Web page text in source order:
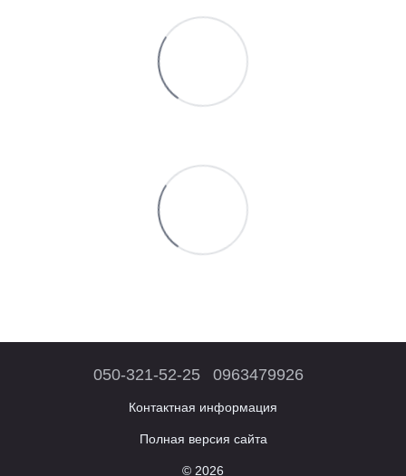
050-321-52-25 0963479926
Контактная информация
Полная версия сайта
© 2026